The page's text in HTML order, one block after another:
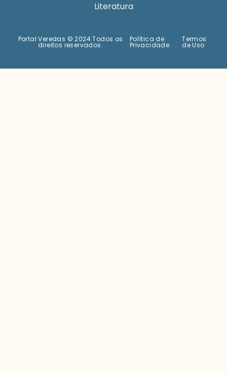
Literatura
Portal Veredas © 2024 Todos os
direitos reservados.
Política de
Privacidade
Termos
de Uso